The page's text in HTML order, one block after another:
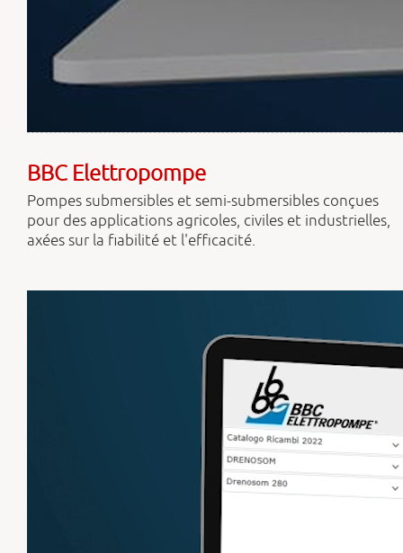
BBC Elettropompe
Pompes submersibles et semi-submersibles conçues
pour des applications agricoles, civiles et industrielles,
axées sur la fiabilité et l'efficacité.